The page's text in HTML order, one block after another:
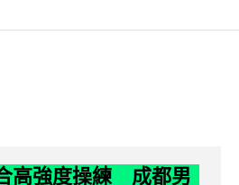
高強度操練 成都男